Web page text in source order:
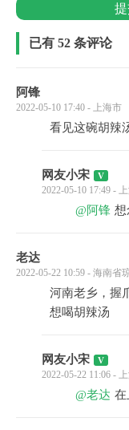
提
已有 52 条评论
阿锋
2022-05-10 17:40 - 上海市
看见这碗胡辣
网友小宋
2022-05-10 17:49 -
@阿锋 想
老达
2022-05-22 10:59 - 海南省
河南老乡，握
想喝胡辣汤
网友小宋
2022-05-22 11:06 -
@老达 在